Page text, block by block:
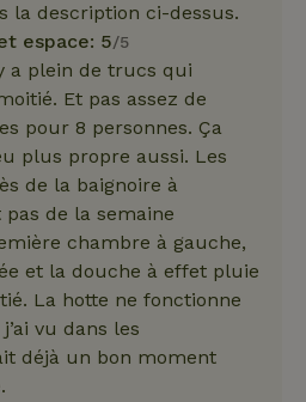
la description ci-dessus.
espace: 5/5
a plein de trucs qui
Et pas assez de
pour 8 personnes. Ça
plus propre aussi. Les
de la baignoire à
de la semaine
chambre à gauche,
et la douche à effet pluie
La hotte ne fonctionne
vu dans les
déjà un bon moment